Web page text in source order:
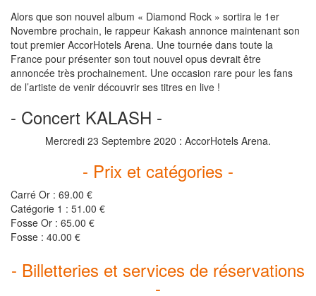
Alors que son nouvel album « Diamond Rock » sortira le 1er
Novembre prochain, le rappeur Kakash annonce maintenant son
tout premier AccorHotels Arena. Une tournée dans toute la
France pour présenter son tout nouvel opus devrait être
annoncée très prochainement. Une occasion rare pour les fans
de l’artiste de venir découvrir ses titres en live !
- Concert KALASH -
Mercredi 23 Septembre 2020 : AccorHotels Arena.
- Prix et catégories -
Carré Or : 69.00 €
Catégorie 1 : 51.00 €
Fosse Or : 65.00 €
Fosse : 40.00 €
- Billetteries et services de réservations
-